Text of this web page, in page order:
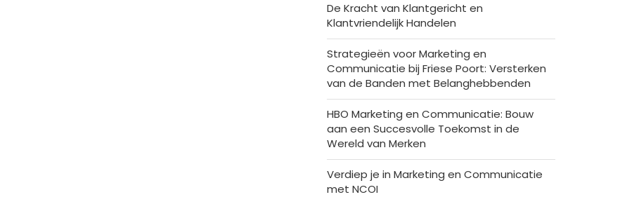
De Kracht van Klantgericht en
Klantvriendelijk Handelen
Strategieën voor Marketing en
Communicatie bij Friese Poort: Versterken
van de Banden met Belanghebbenden
HBO Marketing en Communicatie: Bouw
aan een Succesvolle Toekomst in de
Wereld van Merken
Verdiep je in Marketing en Communicatie
met NCOI